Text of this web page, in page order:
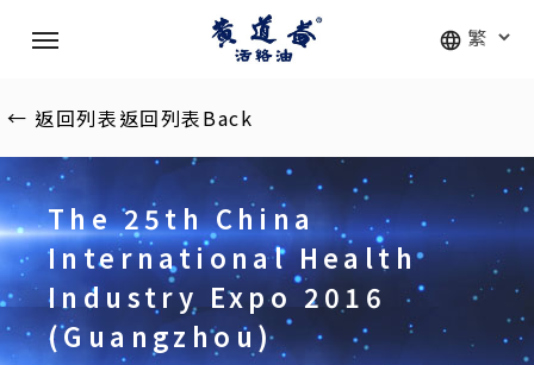
content
Menu
← 返回列表返回列表Back
The 25th China
International Health
Industry Expo 2016
(Guangzhou)